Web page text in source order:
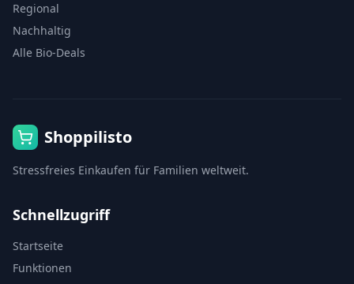
Regional
Nachhaltig
Alle Bio-Deals
Shoppilisto
Stressfreies Einkaufen für Familien weltweit.
Schnellzugriff
Startseite
Funktionen